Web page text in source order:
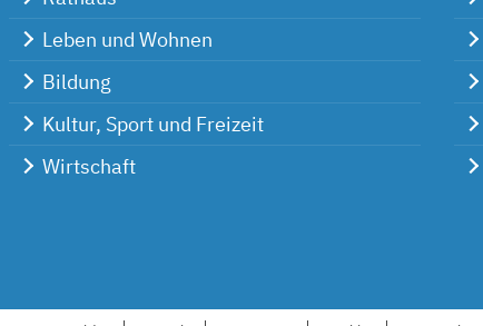
Leben und Wohnen
Bildung
Kultur, Sport und Freizeit
Wirtschaft